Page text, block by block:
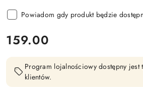
Powiadom gdy produkt będzie
cena:
159.00
Program lojalnościowy dostępny jest
klientów.